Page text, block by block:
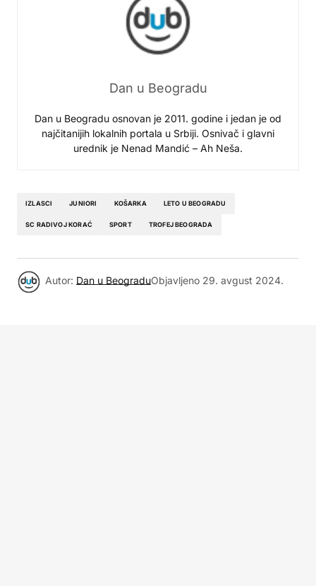
Dan u Beogradu
Dan u Beogradu osnovan je 2011. godine i jedan je od
najčitanijih lokalnih portala u Srbiji. Osnivač i glavni
urednik je Nenad Mandić – Ah Neša.
IZLASCI JUNIORI KOŠARKA LETO U BEOGRADU
SC RADIVOJ KORAĆ SPORT TROFEJ BEOGRADA
Autor: Dan u BeograduObjavljeno 29. avgust 2024.